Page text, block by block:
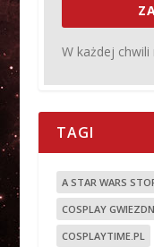
W każdej chwili
TAGI
A STAR WARS
COSPLAY
COSPLAYTIME.PL